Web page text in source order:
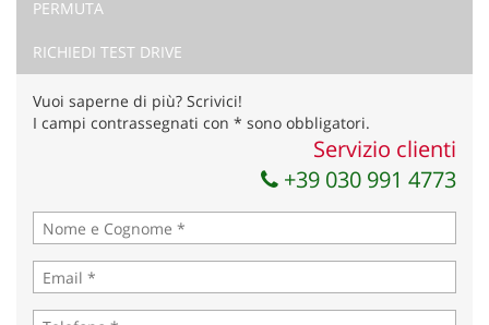
PERMUTA
RICHIEDI TEST DRIVE
Vuoi saperne di più? Scrivici!
I campi contrassegnati con * sono obbligatori.
Servizio clienti
+39 030 991 4773